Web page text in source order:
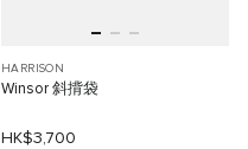
HARRISON
Winsor 斜揹袋
HK$3,700